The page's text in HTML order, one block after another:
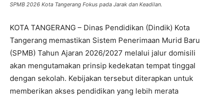
SPMB 2026 Kota Tangerang Fokus pada Jarak dan Keadilan.
KOTA TANGERANG – Dinas Pendidikan (Dindik) Kota
Tangerang memastikan Sistem Penerimaan Murid Baru
(SPMB) Tahun Ajaran 2026/2027 melalui jalur domisili
akan mengutamakan prinsip kedekatan tempat tinggal
dengan sekolah. Kebijakan tersebut diterapkan untuk
memberikan akses pendidikan yang lebih merata